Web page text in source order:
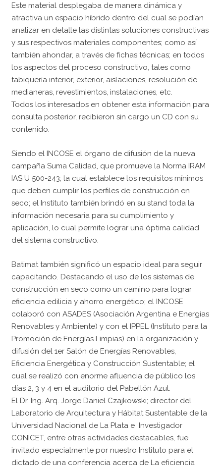
Este material desplegaba de manera dinámica y
atractiva un espacio híbrido dentro del cual se podían
analizar en detalle las distintas soluciones constructivas
y sus respectivos materiales componentes; como así
también ahondar, a través de fichas técnicas; en todos
los aspectos del proceso constructivo, tales como
tabiquería interior, exterior, aislaciones, resolución de
medianeras, revestimientos, instalaciones, etc.
Todos los interesados en obtener esta información para
consulta posterior, recibieron sin cargo un CD con su
contenido.
Siendo el INCOSE el órgano de difusión de la nueva
campaña Suma Calidad, que promueve la Norma IRAM
IAS U 500-243; la cual establece los requisitos mínimos
que deben cumplir los perfiles de construcción en
seco; el Instituto también brindó en su stand toda la
información necesaria para su cumplimiento y
aplicación, lo cual permite lograr una óptima calidad
del sistema constructivo.
Batimat también significó un espacio ideal para seguir
capacitando. Destacando el uso de los sistemas de
construcción en seco como un camino para lograr
eficiencia edilicia y ahorro energético; el INCOSE
colaboró con ASADES (Asociación Argentina e Energías
Renovables y Ambiente) y con el IPPEL (Instituto para la
Promoción de Energías Limpias) en la organización y
difusión del 1er Salón de Energías Renovables,
Eficiencia Energética y Construcción Sustentable; el
cual se realizó con enorme afluencia de público los
días 2, 3 y 4 en el auditorio del Pabellón Azul.
El Dr. Ing. Arq. Jorge Daniel Czajkowski; director del
Laboratorio de Arquitectura y Hábitat Sustentable de la
Universidad Nacional de La Plata e Investigador
CONICET, entre otras actividades destacables, fue
invitado especialmente por nuestro Instituto para el
dictado de una conferencia acerca de La eficiencia